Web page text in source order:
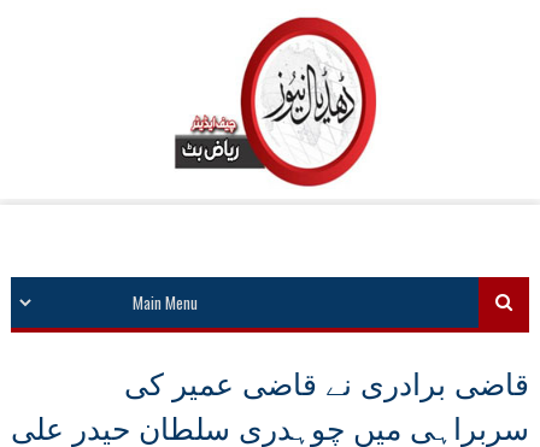
قاضی برادری نے قاضی عمیر کی
سربراہی میں چوہدری سلطان حیدر علی